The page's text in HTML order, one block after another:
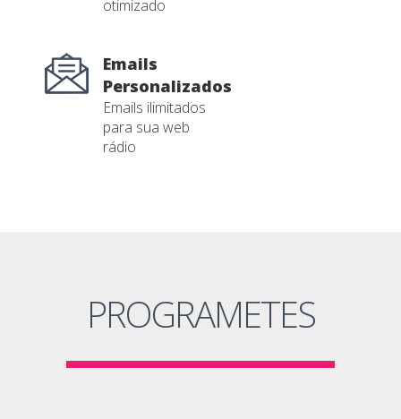
otimizado
Emails
Personalizados
Emails ilimitados
para sua web
rádio
PROGRAMETES